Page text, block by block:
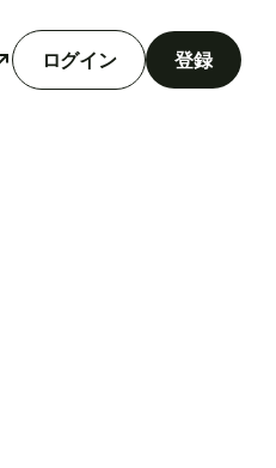
ログイン 登録